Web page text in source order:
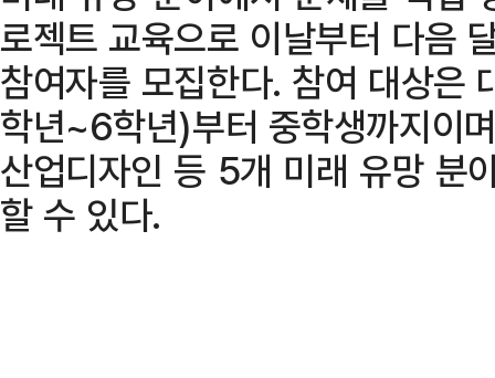
로젝트 교육으로 이날부터 다음
참여자를 모집한다. 참여 대상은
학년~6학년)부터 중학생까지이며
산업디자인 등 5개 미래 유망 분
할 수 있다.